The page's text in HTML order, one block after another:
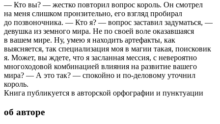
— Кто вы? — жестко повторил вопрос король. Он смотрел
на меня слишком пронзительно, его взгляд пробирал
до позвоночника. — Кто я? — вопрос заставил задуматься, —
девушка из земного мира. Не по своей воле оказавшаяся
в вашем мире. Ну, умею я находить артефакты, как
выясняется, так специализация моя в магии такая, поисковик
я. Может, вы ждете, что я засланная мессия, с невероятно
многоходовой комбинацией влияния на развитие вашего
мира? — А это так? — спокойно и по-деловому уточнил
король.
Книга публикуется в авторской орфографии и пунктуации
об авторе